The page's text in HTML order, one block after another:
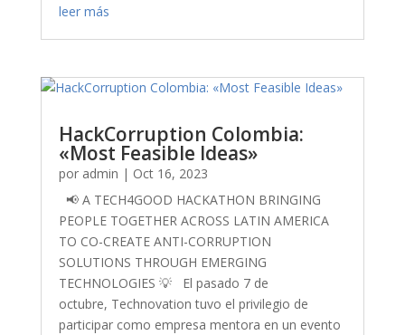
leer más
HackCorruption Colombia:
«Most Feasible Ideas»
por admin | Oct 16, 2023
📢 A TECH4GOOD HACKATHON BRINGING
PEOPLE TOGETHER ACROSS LATIN AMERICA
TO CO-CREATE ANTI-CORRUPTION
SOLUTIONS THROUGH EMERGING
TECHNOLOGIES 💡 El pasado 7 de
octubre, Technovation tuvo el privilegio de
participar como empresa mentora en un evento